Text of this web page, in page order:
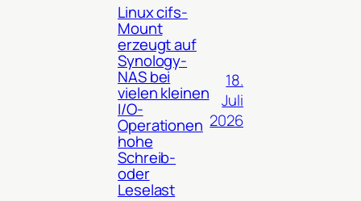
Linux cifs-
Mount
erzeugt auf
Synology-
NAS bei
vielen kleinen
I/O-
Operationen
hohe
Schreib-
oder
Leselast
18.
Juli
2026